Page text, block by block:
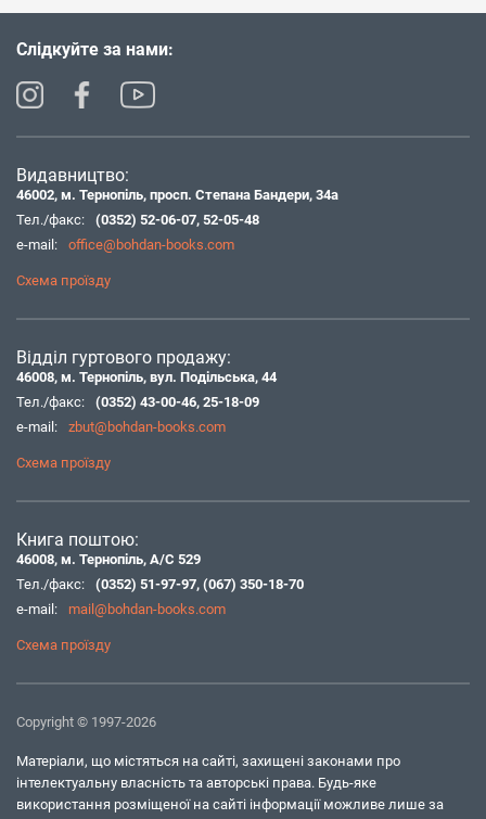
Слідкуйте за нами:
Видавництво:
46002, м. Тернопіль, просп. Степана Бандери, 34а
Тел./факс:
(0352) 52-06-07, 52-05-48
e-mail:
office@bohdan-books.com
Схема проїзду
Відділ гуртового продажу:
46008, м. Тернопіль, вул. Подільська, 44
Тел./факс:
(0352) 43-00-46, 25-18-09
e-mail:
zbut@bohdan-books.com
Схема проїзду
Книга поштою:
46008, м. Тернопіль, А/С 529
Тел./факс:
(0352) 51-97-97, (067) 350-18-70
e-mail:
mail@bohdan-books.com
Схема проїзду
Copyright © 1997-2026
Матеріали, що містяться на сайті, захищені законами про
інтелектуальну власність та авторські права. Будь-яке
використання розміщеної на сайті інформації можливе лише за